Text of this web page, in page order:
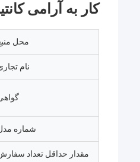
کار به آرامی
محل
نام
شماره
مقدار حداقل تعداد